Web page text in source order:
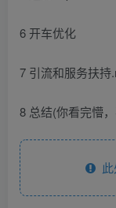
6 开车优化
7 引流和服务扶持
8 总结(你看完懵
此